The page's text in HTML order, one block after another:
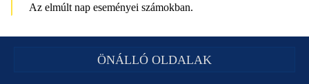
Az elmúlt nap eseményei számokban.
ÖNÁLLÓ OLDALAK